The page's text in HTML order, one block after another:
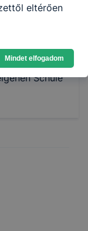
der
ständig
Schule
eltérően
Mindet elfogadom